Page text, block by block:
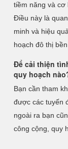
tiềm năng và cơ
Điều này là
minh và hiệu
hoạch đô thị
Để cải thiện
quy hoạch
Bạn cần tham
được các tuyến
ngoài ra bạn
công cộng, quy